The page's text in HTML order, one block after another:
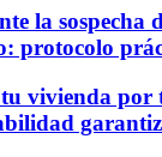
la sospecha
protocolo
vivienda por